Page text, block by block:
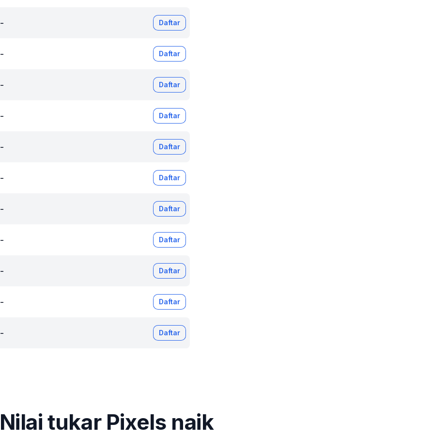
- Daftar
- Daftar
- Daftar
- Daftar
- Daftar
- Daftar
- Daftar
- Daftar
- Daftar
- Daftar
- Daftar
Nilai tukar Pixels naik